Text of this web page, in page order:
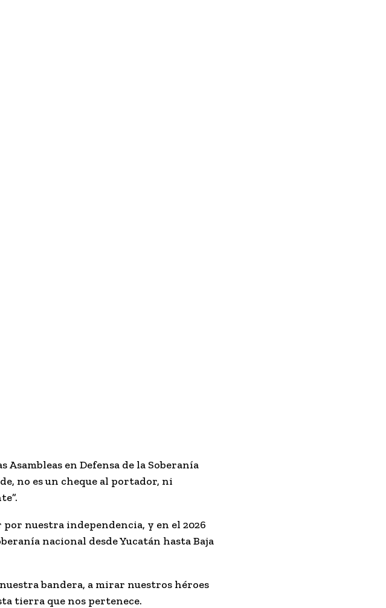
en Defensa de la Soberanía
no es un cheque al portador, ni
nuestra independencia, y en el 2026
nacional desde Yucatán hasta Baja
bandera, a mirar nuestros héroes
tierra que nos pertenece.